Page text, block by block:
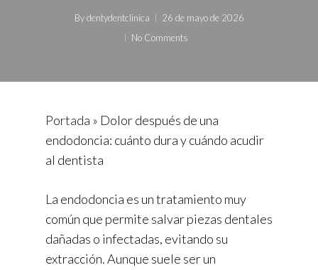
By dentydentclinica
26 de mayo de 2026
No Comments
Portada » Dolor después de una
endodoncia: cuánto dura y cuándo acudir
al dentista
La endodoncia es un tratamiento muy
común que permite salvar piezas dentales
dañadas o infectadas, evitando su
extracción. Aunque suele ser un